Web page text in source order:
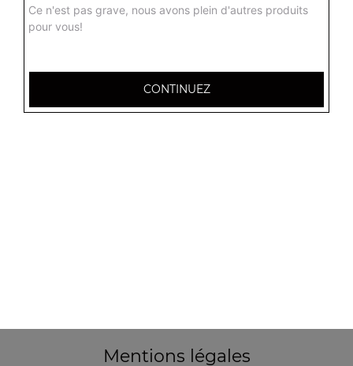
Mentions légales
Ce n'est pas grave, nous avons plein d'autres produits
pour vous!
CONTINUEZ